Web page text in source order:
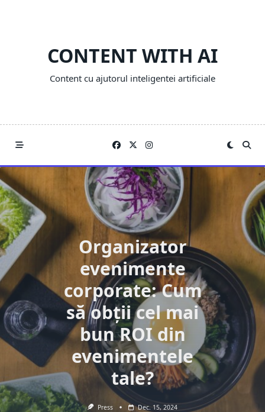
CONTENT WITH AI
Content cu ajutorul inteligentei artificiale
Organizator
evenimente
corporate: Cum
să obții cel mai
bun ROI din
evenimentele
tale?
Press Dec. 15, 2024